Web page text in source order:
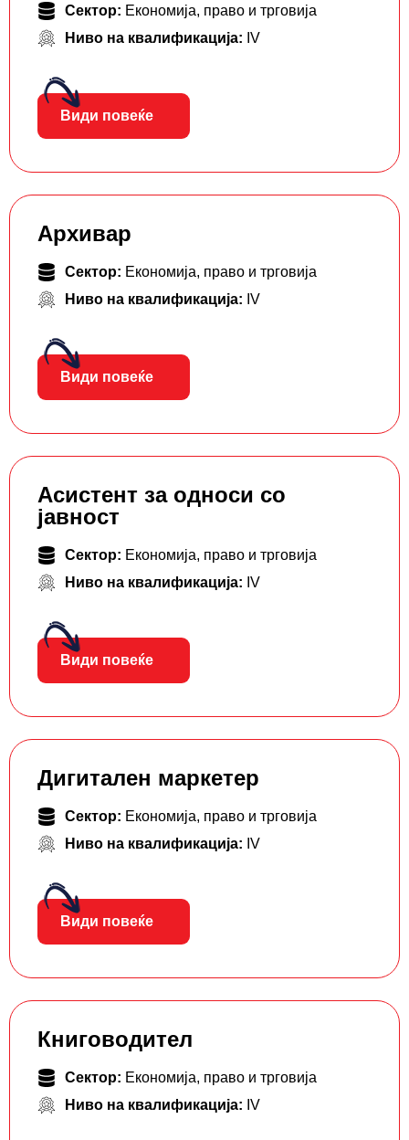
Сектор: Економија, право и трговија
Ниво на квалификација: IV
Види повеќе
Архивар
Сектор: Економија, право и трговија
Ниво на квалификација: IV
Види повеќе
Асистент за односи со
јавност
Сектор: Економија, право и трговија
Ниво на квалификација: IV
Види повеќе
Дигитален маркетер
Сектор: Економија, право и трговија
Ниво на квалификација: IV
Види повеќе
Книговодител
Сектор: Економија, право и трговија
Ниво на квалификација: IV